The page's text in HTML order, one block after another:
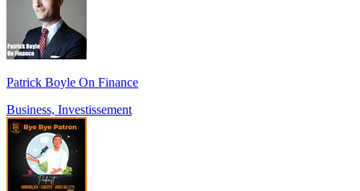
Patrick Boyle On Finance
Business, Investissement